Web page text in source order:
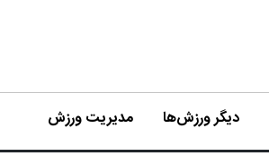
دیگر ورزش‌ها مدیریت ورزش